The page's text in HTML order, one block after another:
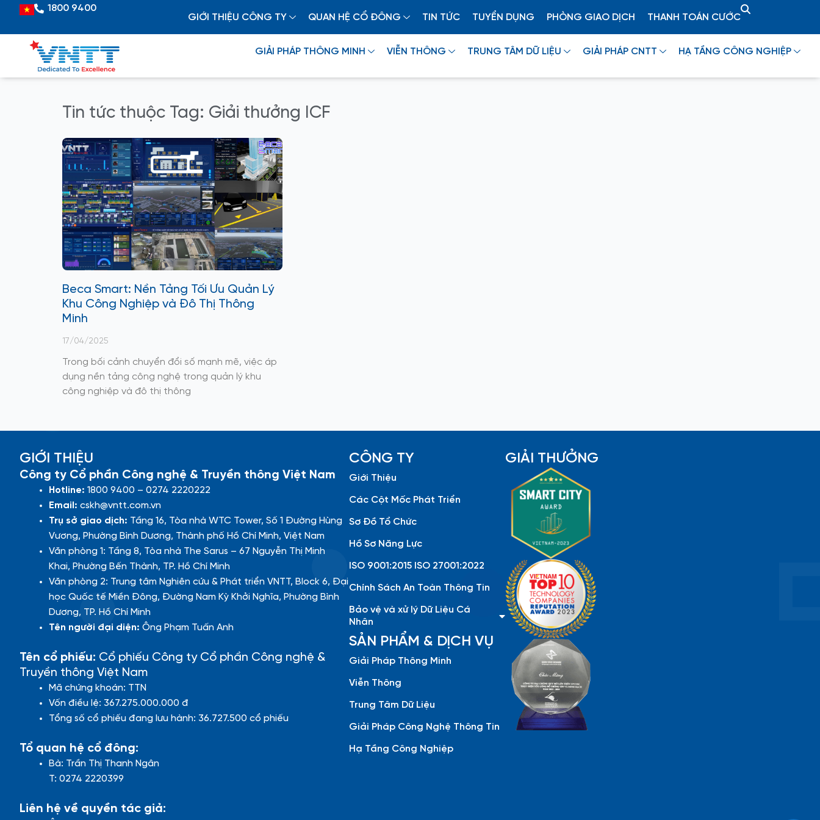
content
Vietnamese
1800 9400
GIỚI THIỆU CÔNG TY
QUAN HỆ CỔ ĐÔNG TIN TỨC TUYỂN DỤNG PHÒNG GIAO DỊCH THANH TOÁN CƯỚC
GIẢI PHÁP THÔNG MINH VIỄN THÔNG TRUNG TÂM DỮ LIỆU GIẢI PHÁP CNTT HẠ TẦNG CÔNG NGHIỆP
Tin tức thuộc Tag: Giải thưởng ICF
Beca Smart: Nền Tảng Tối Ưu Quản Lý
Khu Công Nghiệp và Đô Thị Thông
Minh
17/04/2025
Trong bối cảnh chuyển đổi số mạnh mẽ, việc áp
dụng nền tảng công nghệ trong quản lý khu
công nghiệp và đô thị thông
GIỚI THIỆU
Công ty Cổ phần Công nghệ & Truyền thông Việt Nam
Hotline: 1800 9400 – 0274 2220222
Email: cskh@vntt.com.vn
Trụ sở giao dịch: Tầng 16, Tòa nhà WTC Tower, Số 1 Đường Hùng
Vương, Phường Bình Dương, Thành phố Hồ Chí Minh, Việt Nam
Văn phòng 1: Tầng 8, Tòa nhà The Sarus – 67 Nguyễn Thị Minh
Khai, Phường Bến Thành, TP. Hồ Chí Minh
Văn phòng 2: Trung tâm Nghiên cứu & Phát triển VNTT, Block 6, Đại
học Quốc tế Miền Đông, Đường Nam Kỳ Khởi Nghĩa, Phường Bình
Dương, TP. Hồ Chí Minh
Tên người đại diện: Ông Phạm Tuấn Anh
Tên cổ phiếu: Cổ phiếu Công ty Cổ phần Công nghệ &
Truyền thông Việt Nam
Mã chứng khoán: TTN
Vốn điều lệ: 367.275.000.000 đ
Tổng số cổ phiếu đang lưu hành: 36.727.500 cổ phiếu
Tổ quan hệ cổ đông:
Bà: Trần Thị Thanh Ngân
T: 0274 2220399
Liên hệ về quyền tác giả:
CÔNG TY
Giới Thiệu
Các Cột Mốc Phát Triển
Sơ Đồ Tổ Chức
Hồ Sơ Năng Lực
ISO 9001:2015 ISO 27001:2022
Chính Sách An Toàn Thông Tin
Bảo vệ và xử lý Dữ Liệu Cá
Nhân
SẢN PHẨM & DỊCH VỤ
Giải Pháp Thông Minh
Viễn Thông
Trung Tâm Dữ Liệu
Giải Pháp Công Nghệ Thông Tin
Hạ Tầng Công Nghiệp
GIẢI THƯỞNG